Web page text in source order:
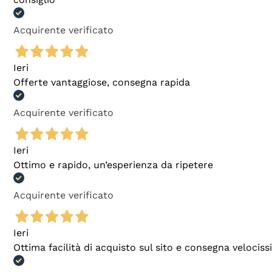
Acquirente verificato
Ieri
Offerte vantaggiose, consegna rapida
Acquirente verificato
Ieri
Ottimo e rapido, un’esperienza da ripetere
Acquirente verificato
Ieri
Ottima facilità di acquisto sul sito e consegna